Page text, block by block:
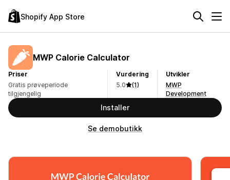
Shopify App Store
MWP Calorie Calculator
Priser
Gratis prøveperiode
tilgjengelig
Vurdering
5.0
(1)
Utvikler
MWP
Development
Installer
Se demobutikk